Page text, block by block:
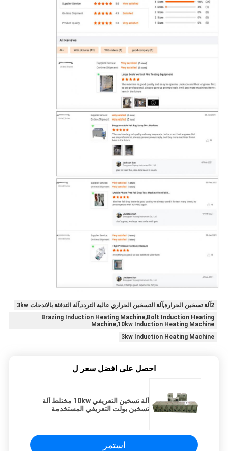
2آلة تسخين الحرارة,آلة التسخين الحراري عالية التردد,آلة التدفئة بالاندحاث 3kw
Brazing Induction Heating Machine,Bolt Induction Heating
Machine,10kw Induction Heating Machine
3kw Induction Heating Machine
احصل على افضل سعر ل
آلة تسخين التعريفي 10kw مختلط آلة
تسخين بولت التعريفي المستخدمة
استمر